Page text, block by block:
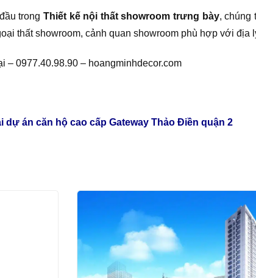
trong Thiết kế nội thất showroom trưng bày, chúng
thất showroom, cảnh quan showroom phù hợp với địa
– 0977.40.98.90 – hoangminhdecor.com
dự án căn hộ cao cấp Gateway Thảo Điền quận 2